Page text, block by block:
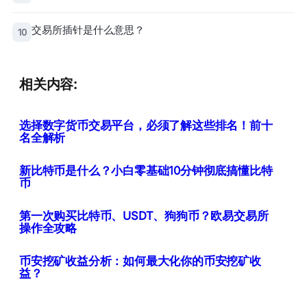
10 交易所插针是什么意思？
相关内容:
选择数字货币交易平台，必须了解这些排名！前十
名全解析
新比特币是什么？小白零基础10分钟彻底搞懂比特
币
第一次购买比特币、USDT、狗狗币？欧易交易所
操作全攻略
币安挖矿收益分析：如何最大化你的币安挖矿收
益？